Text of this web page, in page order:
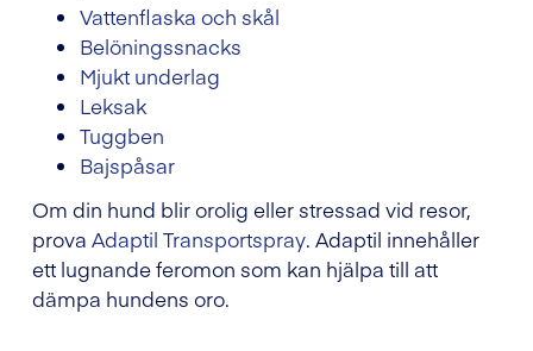
Vattenflaska och skål
Belöningssnacks
Mjukt underlag
Leksak
Tuggben
Bajspåsar
Om din hund blir orolig eller stressad vid resor,
prova Adaptil Transportspray. Adaptil innehåller
ett lugnande feromon som kan hjälpa till att
dämpa hundens oro.